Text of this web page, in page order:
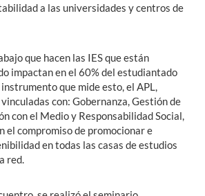
a las universidades y centros de
que hacen las IES que están
impactan en el 60% del estudiantado
que mide esto, el APL,
con: Gobernanza, Gestión de
con el Medio y Responsabilidad Social,
el compromiso de promocionar e
en todas las casas de estudios
red.